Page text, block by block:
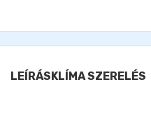
LEÍRÁSKLÍMA SZERELÉS